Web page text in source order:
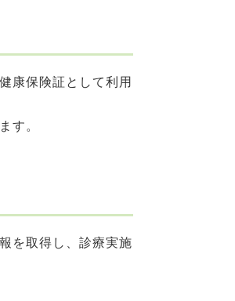
康保険証として利用
す。
を取得し、診療実施